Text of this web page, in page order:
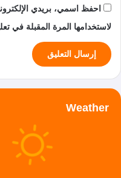
احفظ اسمي، بريدي
لاستخدامها المرة المقبلة في
Weather